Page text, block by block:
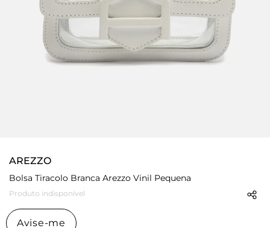
AREZZO
Bolsa Tiracolo Branca Arezzo Vinil Pequena
Produto indisponível
Avise-me